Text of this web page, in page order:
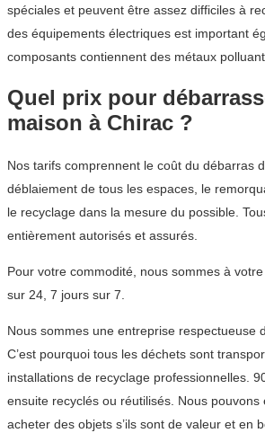
spéciales et peuvent être assez difficiles à
des équipements électriques est important
composants contiennent des métaux
Quel prix pour
maison à Chirac ?
Nos tarifs comprennent le coût du débarras
déblaiement de tous les espaces, le
le recyclage dans la mesure du possible.
entièrement autorisés et assurés.
Pour votre commodité, nous sommes à
sur 24, 7 jours sur 7.
Nous sommes une entreprise respectueuse
C’est pourquoi tous les déchets sont
installations de recyclage professionnelles.
ensuite recyclés ou réutilisés. Nous pouvons
acheter des objets s’ils sont de valeur et en